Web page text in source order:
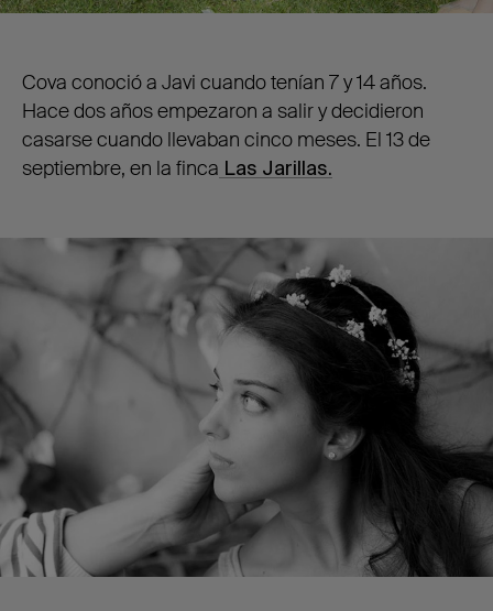
Cova conoció a Javi cuando tenían 7 y 14 años.
Hace dos años empezaron a salir y decidieron
casarse cuando llevaban cinco meses. El 13 de
septiembre, en la finca Las Jarillas.